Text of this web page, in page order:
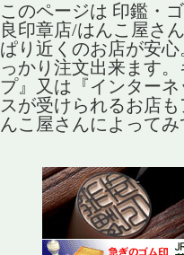
このページは 印鑑・
良印章店/はんこ屋さ
ぱり近くのお店が安
っかり注文出来ます
プ』又は『インター
スが受けられるお店
んこ屋さんによって